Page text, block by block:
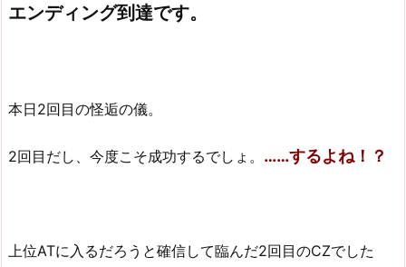
エンディング到達です。
本日2回目の怪逅の儀。
2回目だし、今度こそ成功するでしょ。 ……するよね！？
上位ATに入るだろうと確信して臨んだ2回目のCZでした